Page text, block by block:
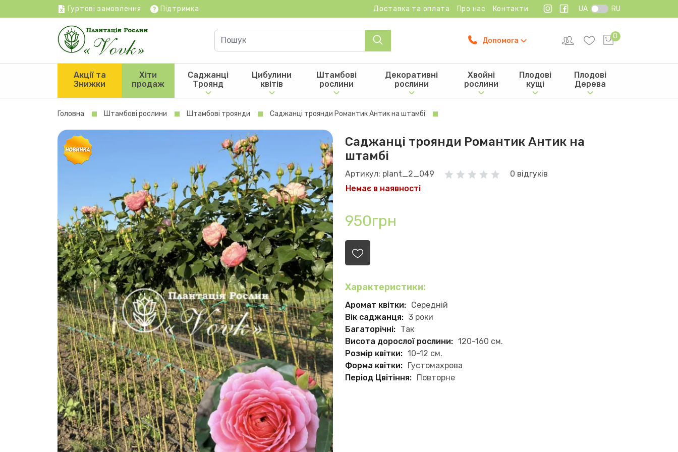
Гуртові замовлення Підтримка Доставка та оплата Про нас Контакти UA RU
Допомога
0
Акції та
Знижки
Хіти
продаж
Саджанці
Троянд
Цибулини
квітів
Штамбові
рослини
Декоративні
рослини
Хвойні
рослини
Плодові
кущі
Плодові
Дерева
Головна Штамбові рослини Штамбові троянди Саджанці троянди Романтик Антик на штамбі
Саджанці троянди Романтик Антик на
штамбі
Артикул: plant_2_049
0 відгуків
Немає в наявності
950грн
Характеристики:
Аромат квітки: Середній
Вік саджанця: 3 роки
Багаторічні: Так
Висота дорослої рослини: 120-160 см.
Розмір квітки: 10-12 см.
Форма квітки: Густомахрова
Період Цвітіння: Повторне